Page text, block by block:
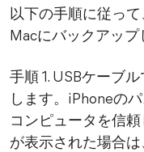
以下の手順に従っ
Macにバックアップ
手順 1. USBケーブ
します。iPhoneの
コンピュータを信
が表示された場合